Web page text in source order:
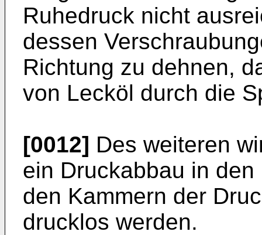
Ruhedruck nicht
dessen
Richtung zu dehnen,
von Lecköl durch die
[0012] Des weiteren
ein Druckabbau in
den Kammern der
drucklos werden.